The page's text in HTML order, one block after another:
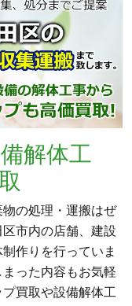
解体工
の処理・運搬はぜ
市内の店舗、建設
作りを行っていま
った内容もお気軽
買取や設備解体工